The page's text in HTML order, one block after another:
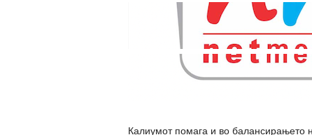
Калиумот помага и во балансирањето